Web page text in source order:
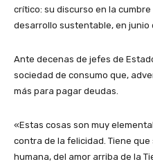
crítico: su discurso en la cumbre
desarrollo sustentable, en junio
Ante decenas de jefes de
sociedad de consumo que,
más para pagar deudas.
«Estas cosas son muy
contra de la felicidad. Tiene
humana, del amor arriba de la